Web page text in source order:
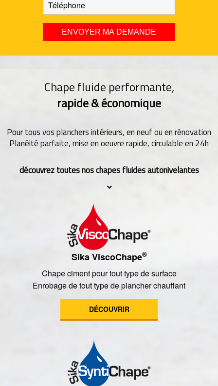
Chape fluide performante,
rapide & économique
Pour tous vos planchers intérieurs, en neuf ou en rénovation
Planéité parfaite, mise en oeuvre rapide, circulable en 24h
découvrez toutes nos chapes fluides autonivelantes
Sika ViscoChape®
Chape ciment pour tout type de surface
Enrobage de tout type de plancher chauffant
DÉCOUVRIR